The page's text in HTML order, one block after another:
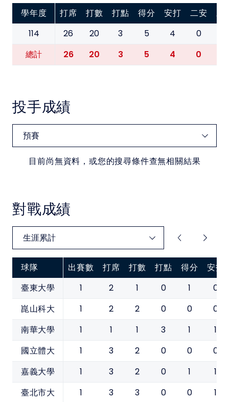
學年度 打席 打數 打點 得分 安打 二安 三
114 26 20 3 5 4 0
總計 26 20 3 5 4 0
投手成績
目前尚無資料，或您的搜尋條件查無相關結果
對戰成績
球隊 出賽數 打席 打數 打點 得分
安打
臺東大學
1 2 1 0 1 0
崑山科大 1 2 2 0 0 0
南華大學 1 1 1 3 1 1
國立體大 1 3 2 0 0 0
嘉義大學 1 3 2 0 1 1
臺北市大 1 3 3 0 0 1